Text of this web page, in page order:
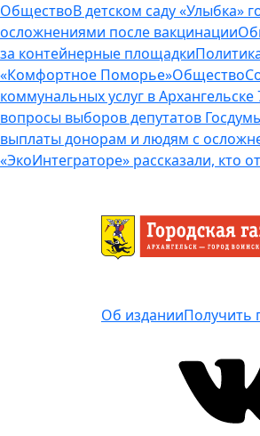
ОбществоВ детском саду «Улыбка»
осложнениями после вакцинации
за контейнерные площадки
«Комфортное Поморье»Общество
коммунальных услуг в Архангельске
вопросы выборов депутатов
выплаты донорам и людям с
«ЭкоИнтеграторе» рассказали, кто
Об изданииПолучить